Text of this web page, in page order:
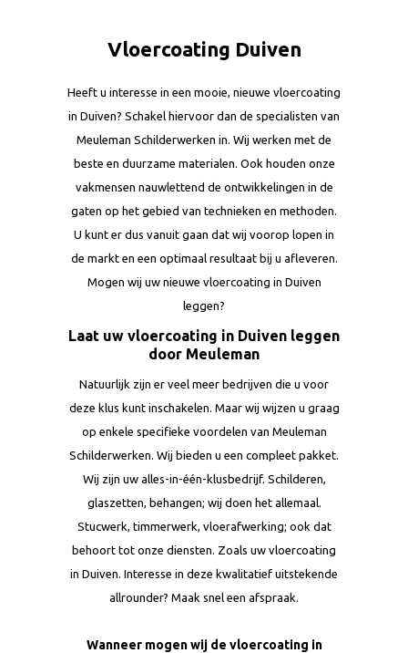
Vloercoating Duiven
Heeft u interesse in een mooie, nieuwe vloercoating
in Duiven? Schakel hiervoor dan de specialisten van
Meuleman Schilderwerken in. Wij werken met de
beste en duurzame materialen. Ook houden onze
vakmensen nauwlettend de ontwikkelingen in de
gaten op het gebied van technieken en methoden.
U kunt er dus vanuit gaan dat wij voorop lopen in
de markt en een optimaal resultaat bij u afleveren.
Mogen wij uw nieuwe vloercoating in Duiven
leggen?
Laat uw vloercoating in Duiven leggen
door Meuleman
Natuurlijk zijn er veel meer bedrijven die u voor
deze klus kunt inschakelen. Maar wij wijzen u graag
op enkele specifieke voordelen van Meuleman
Schilderwerken. Wij bieden u een compleet pakket.
Wij zijn uw alles-in-één-klusbedrijf. Schilderen,
glaszetten, behangen; wij doen het allemaal.
Stucwerk, timmerwerk, vloerafwerking; ook dat
behoort tot onze diensten. Zoals uw vloercoating
in Duiven. Interesse in deze kwalitatief uitstekende
allrounder? Maak snel een afspraak.
Wanneer mogen wij de vloercoating in